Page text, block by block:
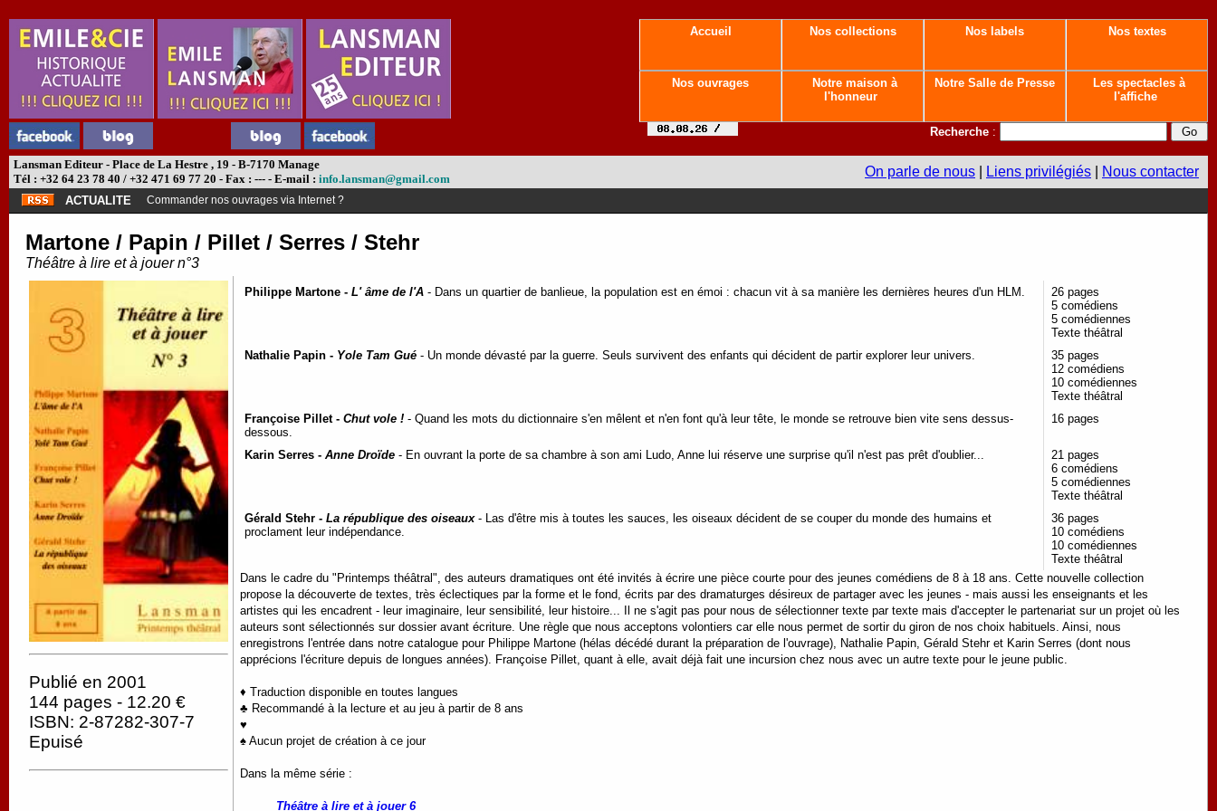
Accueil Nos collections Nos labels Nos textes
Nos ouvrages
Notre maison à
l'honneur
Notre Salle de Presse
Les spectacles à
l'affiche
Recherche :
Lansman Editeur - Place de La Hestre , 19 - B-7170 Manage
Tél : +32 64 23 78 40 / +32 471 69 77 20 - Fax : --- - E-mail : info.lansman@gmail.com On parle de nous Liens privilégiés Nous contacter
ACTUALITE Commander nos ouvrages via Internet ?
Martone / Papin / Pillet / Serres / Stehr
Théâtre à lire et à jouer n°3
Publié en 2001
144 pages - 12.20 €
ISBN: 2-87282-307-7
Epuisé
Philippe Martone - L' âme de l'A - Dans un quartier de banlieue, la population est en émoi : chacun vit à sa manière les dernières heures d'un HLM.
26 pages
5 comédiens
5 comédiennes
Texte théâtral
Nathalie Papin - Yole Tam Gué - Un monde dévasté par la guerre. Seuls survivent des enfants qui décident de partir explorer leur univers.
35 pages
12 comédiens
10 comédiennes
Texte théâtral
Françoise Pillet - Chut vole ! - Quand les mots du dictionnaire s'en mêlent et n'en font qu'à leur tête, le monde se retrouve bien vite sens dessus-
dessous.
16 pages
Karin Serres - Anne Droïde - En ouvrant la porte de sa chambre à son ami Ludo, Anne lui réserve une surprise qu'il n'est pas prêt d'oublier...
21 pages
6 comédiens
5 comédiennes
Texte théâtral
Gérald Stehr - La république des oiseaux- Las d'être mis à toutes les sauces, les oiseaux décident de se couper du monde des humains et
proclament leur indépendance.
36 pages
10 comédiens
10 comédiennes
Texte théâtral
Dans le cadre du "Printemps théâtral", des auteurs dramatiques ont été invités à écrire une pièce courte pour des jeunes comédiens de 8 à 18 ans. Cette nouvelle collection
propose la découverte de textes, très éclectiques par la forme et le fond, écrits par des dramaturges désireux de partager avec les jeunes - mais aussi les enseignants et les
artistes qui les encadrent - leur imaginaire, leur sensibilité, leur histoire... Il ne s'agit pas pour nous de sélectionner texte par texte mais d'accepter le partenariat sur un projet où les
auteurs sont sélectionnés sur dossier avant écriture. Une règle que nous acceptons volontiers car elle nous permet de sortir du giron de nos choix habituels. Ainsi, nous
enregistrons l'entrée dans notre catalogue pour Philippe Martone (hélas décédé durant la préparation de l'ouvrage), Nathalie Papin, Gérald Stehr et Karin Serres (dont nous
apprécions l'écriture depuis de longues années). Françoise Pillet, quant à elle, avait déjà fait une incursion chez nous avec un autre texte pour le jeune public.
♦ Traduction disponible en toutes langues
♣ Recommandé à la lecture et au jeu à partir de 8 ans
♥
♠ Aucun projet de création à ce jour
Dans la même série :
Théâtre à lire et à jouer 6